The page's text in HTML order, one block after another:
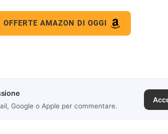
OFFERTE AMAZON DI OGGI
Google o Apple per commentare.